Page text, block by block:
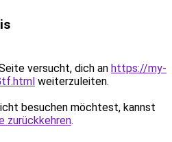
versucht, dich an https://my-
weiterzuleiten.
besuchen möchtest, kannst
zurückkehren.